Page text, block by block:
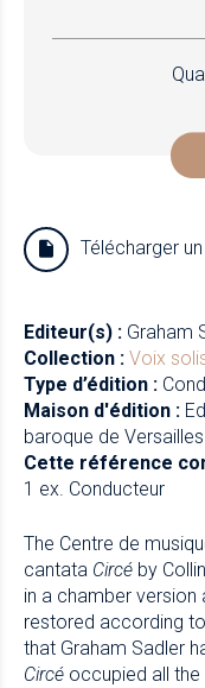
Télécharger
Editeur(s) : Graham
Collection : Voix
Type d’édition :
Maison d'édition :
baroque de Versailles
Cette référence
1 ex. Conducteur
The Centre de
cantata Circé by
in a chamber version
restored according
that Graham Sadler
Circé occupied all